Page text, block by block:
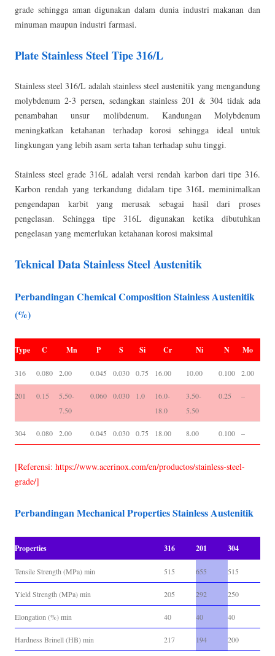
grade sehingga aman digunakan dalam dunia industri makanan dan
minuman maupun industri farmasi.
Plate Stainless Steel Tipe 316/L
Stainless steel 316/L adalah stainless steel austenitik yang mengandung
molybdenum 2-3 persen, sedangkan stainless 201 & 304 tidak ada
penambahan unsur molibdenum. Kandungan Molybdenum
meningkatkan ketahanan terhadap korosi sehingga ideal untuk
lingkungan yang lebih asam serta tahan terhadap suhu tinggi.
Stainless steel grade 316L adalah versi rendah karbon dari tipe 316.
Karbon rendah yang terkandung didalam tipe 316L meminimalkan
pengendapan karbit yang merusak sebagai hasil dari proses
pengelasan. Sehingga tipe 316L digunakan ketika dibutuhkan
pengelasan yang memerlukan ketahanan korosi maksimal
Teknical Data Stainless Steel Austenitik
Perbandingan Chemical Composition Stainless Austenitik
(%)
Type C Mn P S Si Cr Ni N Mo
316 0.080 2.00 0.045 0.030 0.75 16.00 10.00 0.100 2.00
201 0.15
5.50-
7.50
0.060 0.030 1.0
16.0-
18.0
3.50-
5.50
0.25 –
304 0.080 2.00 0.045 0.030 0.75 18.00 8.00 0.100 –
[Referensi: https://www.acerinox.com/en/productos/stainless-steel-
grade/]
Perbandingan Mechanical Properties Stainless Austenitik
Properties 316 201 304
Tensile Strength (MPa) min 515 655 515
Yield Strength (MPa) min 205 292 250
Elongation (%) min 40 40 40
Hardness Brinell (HB) min 217 194 200